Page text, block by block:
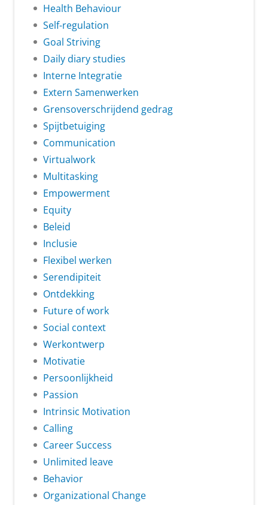
Health Behaviour
Self-regulation
Goal Striving
Daily diary studies
Interne Integratie
Extern Samenwerken
Grensoverschrijdend gedrag
Spijtbetuiging
Communication
Virtualwork
Multitasking
Empowerment
Equity
Beleid
Inclusie
Flexibel werken
Serendipiteit
Ontdekking
Future of work
Social context
Werkontwerp
Motivatie
Persoonlijkheid
Passion
Intrinsic Motivation
Calling
Career Success
Unlimited leave
Behavior
Organizational Change